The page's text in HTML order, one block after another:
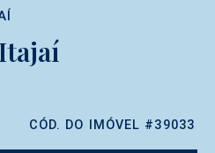
CÓD. DO IMÓVEL #39033